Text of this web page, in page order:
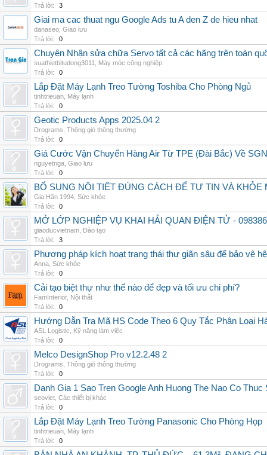
Trả lời:
3
Giai ma cac thuat ngu Google Ads tu A den Z de hieu nhat
danaseo Giao lưu
Trả lời:
0
Chuyên Nhận sửa chữa Servo tất cả các hãng trên toàn
suathietbitudong3011
Máy móc công nghiệp
Trả lời:
0
Lắp Đặt Máy Lạnh Treo Tường Toshiba Cho Phòng Ngủ
tinhtrieuan Máy lạnh
Trả lời:
0
Geotic Products Apps 2025.04 2
Drograms Thông gió thông thường
Trả lời:
0
Giá Cước Vận Chuyển Hàng Air Từ TPE (Đài Bắc) Về SGN
nguyetnga Giao lưu
Trả lời:
0
BỔ SUNG NỘI TIẾT ĐÚNG CÁCH ĐỂ TỰ TIN VÀ KHỎE
Gia Hân 1994 Sức khỏe
Trả lời:
0
MỞ LỚP NGHIỆP VỤ KHAI HẢI QUAN ĐIỆN TỬ -
giaoducvietnam Đào tạo
Trả lời:
3
Phương pháp kích hoạt trạng thái thư giãn sâu để bảo vệ
Anna Sức khỏe
Trả lời:
0
Cải tạo biệt thự như thế nào để đẹp và tối ưu chi phí?
FamInterior, Nội thất
Trả lời:
0
Hướng Dẫn Tra Mã HS Code Theo 6 Quy Tắc Phân Loại
ASL Logistic
Kỹ năng làm việc
Trả lời:
0
Melco DesignShop Pro v12.2.48 2
Drograms Thông gió thông thường
Trả lời:
0
Danh Gia 1 Sao Tren Google Anh Huong The Nao Co Thuc
seoviet Các thiết bị khác
Trả lời:
0
Lắp Đặt Máy Lạnh Treo Tường Panasonic Cho Phòng Họp
tinhtrieuan Máy lạnh
Trả lời:
0